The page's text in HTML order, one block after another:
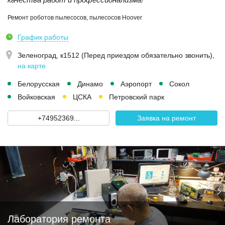
Ремонт роботов пылесосов, пылесосов Hoover
График работы
Зеленоград, к1512 (Перед приездом обязательно звонить)
на карте
Белорусская Динамо Аэропорт
Сокол
Войковская
ЦСКА Петровский парк
+74952369... Заявка на ремонт
Лаборатория ремонта